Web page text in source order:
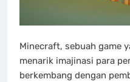
Minecraft, sebuah game
menarik imajinasi para
berkembang dengan